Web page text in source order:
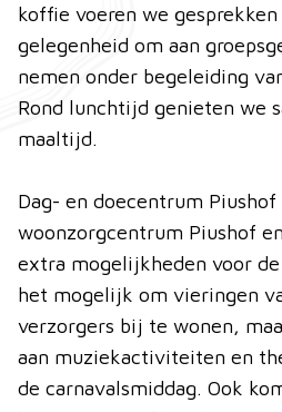
koffie voeren we
gelegenheid om aan
nemen onder begeleiding
Rond lunchtijd genieten we
maaltijd.
Dag- en doecentrum
woonzorgcentrum Piushof
extra mogelijkheden voor
het mogelijk om vieringen
verzorgers bij te wonen,
aan muziekactiviteiten en
de carnavalsmiddag. Ook